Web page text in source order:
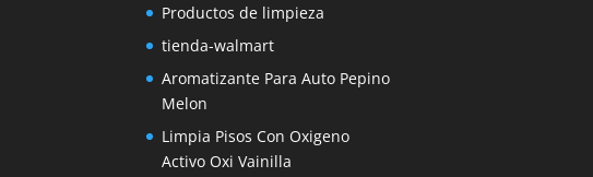
Productos de limpieza
tienda-walmart
Aromatizante Para Auto Pepino
Melon
Limpia Pisos Con Oxigeno
Activo Oxi Vainilla